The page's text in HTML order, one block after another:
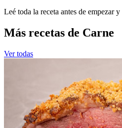
Leé toda la receta antes de empezar
Más recetas de Carne
Ver todas